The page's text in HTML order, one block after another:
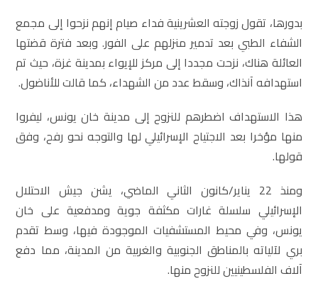
بدورها، تقول زوجته العشرينية فداء صيام إنهم نزحوا إلى مجمع
الشفاء الطبي بعد تدمير منزلهم على الفور. وبعد فترة قضتها
العائلة هناك، نزحت مجددا إلى مركز للإيواء بمدينة غزة، حيث تم
استهدافه آنذاك، وسقط عدد من الشهداء، كما قالت للأناضول.
هذا الاستهداف اضطرهم للنزوح إلى مدينة خان يونس، ليفروا
منها مؤخرا بعد الاجتياح الإسرائيلي لها والتوجه نحو رفح، وفق
قولها.
ومنذ 22 يناير/كانون الثاني الماضي، يشن جيش الاحتلال
الإسرائيلي سلسلة غارات مكثفة جوية ومدفعية على خان
يونس، وفي محيط المستشفيات الموجودة فيها، وسط تقدم
بري لآلياته بالمناطق الجنوبية والغربية من المدينة، مما دفع
آلاف الفلسطينيين للنزوح منها.